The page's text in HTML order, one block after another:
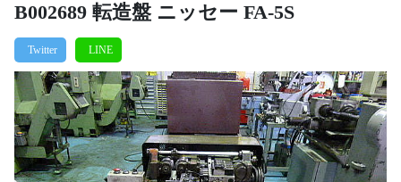
B002689 転造盤 ニッセー FA-5S